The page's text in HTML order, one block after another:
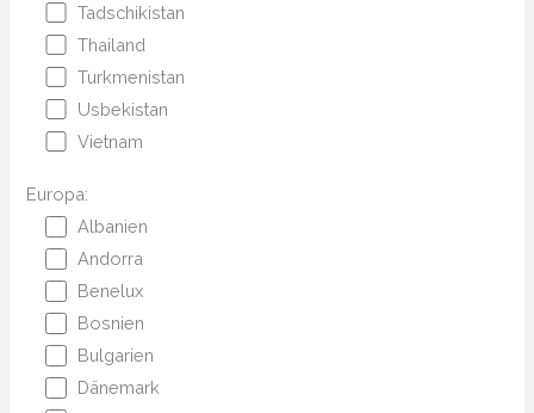
Tadschikistan
Thailand
Turkmenistan
Usbekistan
Vietnam
Europa:
Albanien
Andorra
Benelux
Bosnien
Bulgarien
Dänemark